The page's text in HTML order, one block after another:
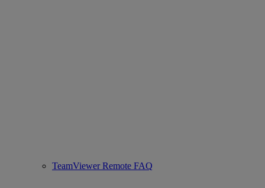
TeamViewer Remote FAQ